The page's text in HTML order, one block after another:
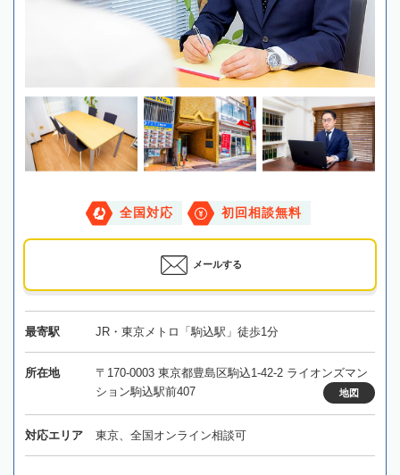
全国対応 初回相談無料
メールする
最寄駅 JR・東京メトロ「駒込駅」徒歩1分
所在地
〒170-0003 東京都豊島区駒込1-42-2 ライオンズマン
ション駒込駅前407
地図
対応エリア 東京、全国オンライン相談可